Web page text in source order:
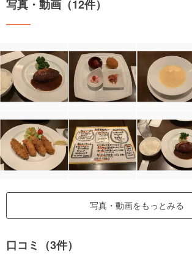
写真・動画（12件）
写真・動画をもっとみる
口コミ（3件）